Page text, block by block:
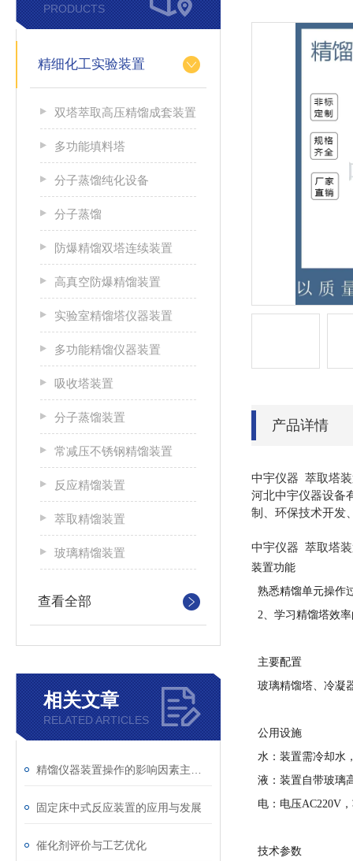
PRODUCTS
精细化工实验装置
双塔萃取高压精馏成套装置
多功能填料塔
分子蒸馏纯化设备
分子蒸馏
防爆精馏双塔连续装置
高真空防爆精馏装置
实验室精馏塔仪器装置
多功能精馏仪器装置
吸收塔装置
分子蒸馏装置
常减压不锈钢精馏装置
反应精馏装置
萃取精馏装置
玻璃精馏装置
查看全部
相关文章
RELATED ARTICLES
固定床中式反应装置的应用与发展
催化剂评价与工艺优化
产品详情
中宇仪器 萃取塔
河北中宇仪器设备
制、环保技术开发
中宇仪器 萃取塔
装置功能
熟悉精馏单元操作
2、学习精馏塔效
主要配置
玻璃精馏塔、冷凝
公用设施
水：装置需冷却水
液：装置自带玻璃
电：电压AC220V
技术参数